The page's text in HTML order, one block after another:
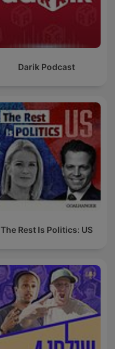
Darik Podcast
The Rest Is Politics: US